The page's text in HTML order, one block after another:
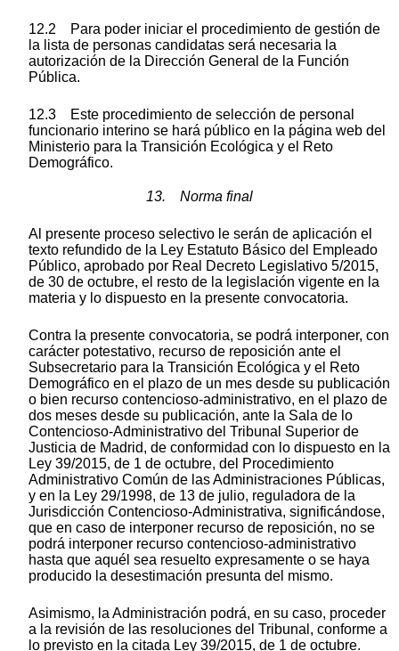
12.2 Para poder iniciar el procedimiento de gestión de
la lista de personas candidatas será necesaria la
autorización de la Dirección General de la Función
Pública.
12.3 Este procedimiento de selección de personal
funcionario interino se hará público en la página web del
Ministerio para la Transición Ecológica y el Reto
Demográfico.
13. Norma final
Al presente proceso selectivo le serán de aplicación el
texto refundido de la Ley Estatuto Básico del Empleado
Público, aprobado por Real Decreto Legislativo 5/2015,
de 30 de octubre, el resto de la legislación vigente en la
materia y lo dispuesto en la presente convocatoria.
Contra la presente convocatoria, se podrá interponer, con
carácter potestativo, recurso de reposición ante el
Subsecretario para la Transición Ecológica y el Reto
Demográfico en el plazo de un mes desde su publicación
o bien recurso contencioso-administrativo, en el plazo de
dos meses desde su publicación, ante la Sala de lo
Contencioso-Administrativo del Tribunal Superior de
Justicia de Madrid, de conformidad con lo dispuesto en la
Ley 39/2015, de 1 de octubre, del Procedimiento
Administrativo Común de las Administraciones Públicas,
y en la Ley 29/1998, de 13 de julio, reguladora de la
Jurisdicción Contencioso-Administrativa, significándose,
que en caso de interponer recurso de reposición, no se
podrá interponer recurso contencioso-administrativo
hasta que aquél sea resuelto expresamente o se haya
producido la desestimación presunta del mismo.
Asimismo, la Administración podrá, en su caso, proceder
a la revisión de las resoluciones del Tribunal, conforme a
lo previsto en la citada Ley 39/2015, de 1 de octubre.